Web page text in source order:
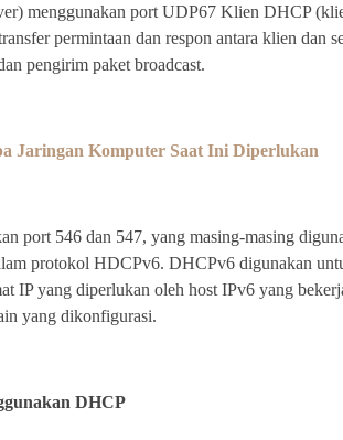
menggunakan port UDP67 Klien DHCP
permintaan dan respon antara klien dan
pengirim paket broadcast.
Jaringan Komputer Saat Ini Diperlukan
port 546 dan 547, yang masing-masing
protokol HDCPv6. DHCPv6 digunakan
IP yang diperlukan oleh host IPv6 yang
yang dikonfigurasi.
DHCP